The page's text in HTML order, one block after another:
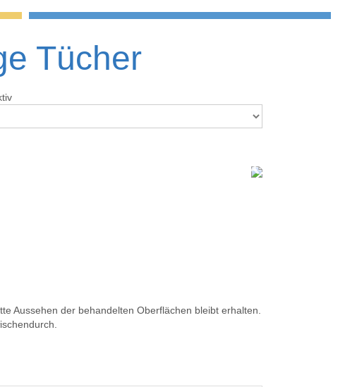
Tücher
Aussehen der behandelten Oberflächen bleibt erhalten.